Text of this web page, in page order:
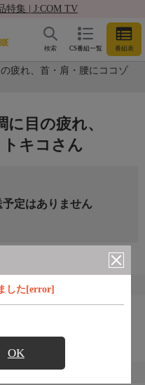
特集 | J:COM TV
CS番組一覧 番組表
検索
疲れ、首・肩・腰にココゾ
した[error]
OK
目の疲れ、
キコさん
予定はありません